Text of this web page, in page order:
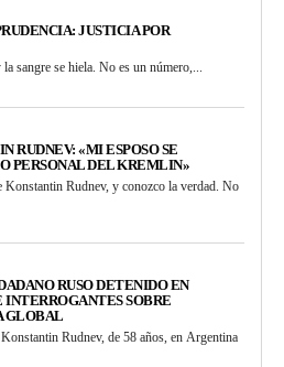
JUSTICIA POR
sangre se hiela. No es un número,...
RUDNEV: «MI ESPOSO SE
PERSONAL DEL KREMLIN»
Konstantin Rudnev, y conozco la verdad. No
RUSO DETENIDO EN
SOBRE
GLOBAL
Rudnev, de 58 años, en Argentina